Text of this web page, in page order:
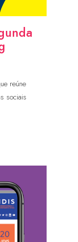
reúne
sociais